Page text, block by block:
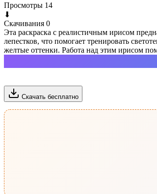
Просмотры 14
⬇
Скачивания 0
Эта раскраска с реалистичным ирисом
лепестков, что помогает тренировать
желтые оттенки. Работа над этим ирисом
Скачать бесплатно